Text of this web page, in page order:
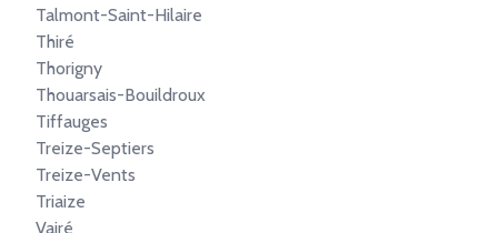
Talmont-Saint-Hilaire
Thiré
Thorigny
Thouarsais-Bouildroux
Tiffauges
Treize-Septiers
Treize-Vents
Triaize
Vairé